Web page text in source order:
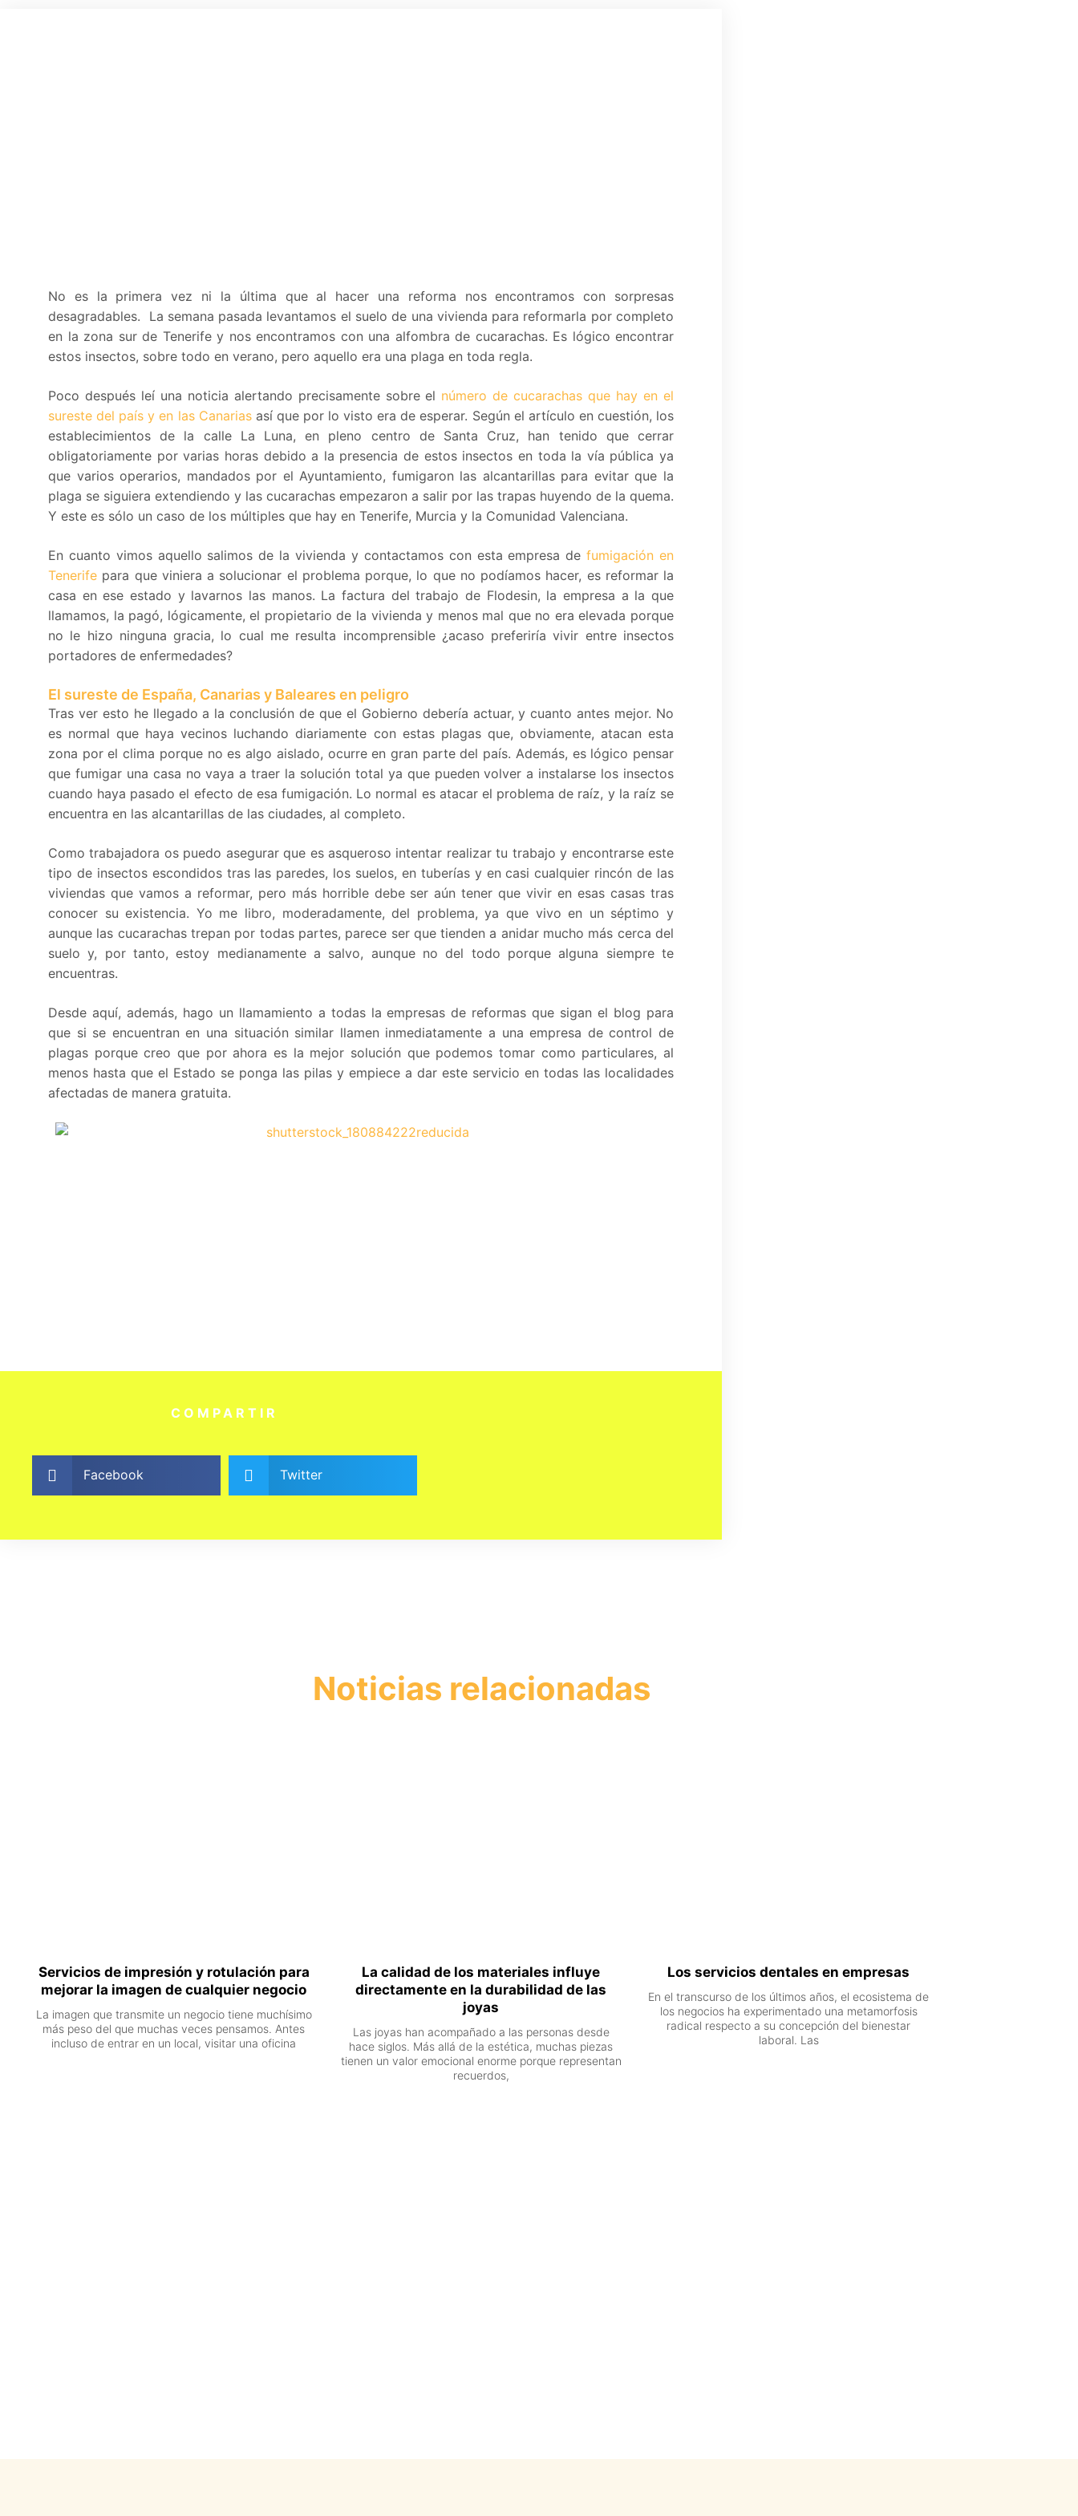
No es la primera vez ni la última que al hacer una reforma nos encontramos con sorpresas
desagradables. La semana pasada levantamos el suelo de una vivienda para reformarla por completo
en la zona sur de Tenerife y nos encontramos con una alfombra de cucarachas. Es lógico encontrar
estos insectos, sobre todo en verano, pero aquello era una plaga en toda regla.
Poco después leí una noticia alertando precisamente sobre el número de cucarachas que hay en el
sureste del país y en las Canariasasí que por lo visto era de esperar. Según el artículo en cuestión, los
establecimientos de la calle La Luna, en pleno centro de Santa Cruz, han tenido que cerrar
obligatoriamente por varias horas debido a la presencia de estos insectos en toda la vía pública ya
que varios operarios, mandados por el Ayuntamiento, fumigaron las alcantarillas para evitar que la
plaga se siguiera extendiendo y las cucarachas empezaron a salir por las trapas huyendo de la quema.
Y este es sólo un caso de los múltiples que hay en Tenerife, Murcia y la Comunidad Valenciana.
En cuanto vimos aquello salimos de la vivienda y contactamos con esta empresa defumigación en
Tenerife para que viniera a solucionar el problema porque, lo que no podíamos hacer, es reformar la
casa en ese estado y lavarnos las manos. La factura del trabajo de Flodesin, la empresa a la que
llamamos, la pagó, lógicamente, el propietario de la vivienda y menos mal que no era elevada porque
no le hizo ninguna gracia, lo cual me resulta incomprensible ¿acaso preferiría vivir entre insectos
portadores de enfermedades?
El sureste de España, Canarias y Baleares en peligro
Tras ver esto he llegado a la conclusión de que el Gobierno debería actuar, y cuanto antes mejor. No
es normal que haya vecinos luchando diariamente con estas plagas que, obviamente, atacan esta
zona por el clima porque no es algo aislado, ocurre en gran parte del país. Además, es lógico pensar
que fumigar una casa no vaya a traer la solución total ya que pueden volver a instalarse los insectos
cuando haya pasado el efecto de esa fumigación. Lo normal es atacar el problema de raíz, y la raíz se
encuentra en las alcantarillas de las ciudades, al completo.
Como trabajadora os puedo asegurar que es asqueroso intentar realizar tu trabajo y encontrarse este
tipo de insectos escondidos tras las paredes, los suelos, en tuberías y en casi cualquier rincón de las
viviendas que vamos a reformar, pero más horrible debe ser aún tener que vivir en esas casas tras
conocer su existencia. Yo me libro, moderadamente, del problema, ya que vivo en un séptimo y
aunque las cucarachas trepan por todas partes, parece ser que tienden a anidar mucho más cerca del
suelo y, por tanto, estoy medianamente a salvo, aunque no del todo porque alguna siempre te
encuentras.
Desde aquí, además, hago un llamamiento a todas la empresas de reformas que sigan el blog para
que si se encuentran en una situación similar llamen inmediatamente a una empresa de control de
plagas porque creo que por ahora es la mejor solución que podemos tomar como particulares, al
menos hasta que el Estado se ponga las pilas y empiece a dar este servicio en todas las localidades
afectadas de manera gratuita.
COMPARTIR
Facebook Twitter
Noticias relacionadas
Servicios de impresión y rotulación para
mejorar la imagen de cualquier negocio
La imagen que transmite un negocio tiene muchísimo
más peso del que muchas veces pensamos. Antes
incluso de entrar en un local, visitar una oficina
La calidad de los materiales influye
directamente en la durabilidad de las
joyas
Las joyas han acompañado a las personas desde
hace siglos. Más allá de la estética, muchas piezas
tienen un valor emocional enorme porque representan
recuerdos,
Los servicios dentales en empresas
En el transcurso de los últimos años, el ecosistema de
los negocios ha experimentado una metamorfosis
radical respecto a su concepción del bienestar
laboral. Las